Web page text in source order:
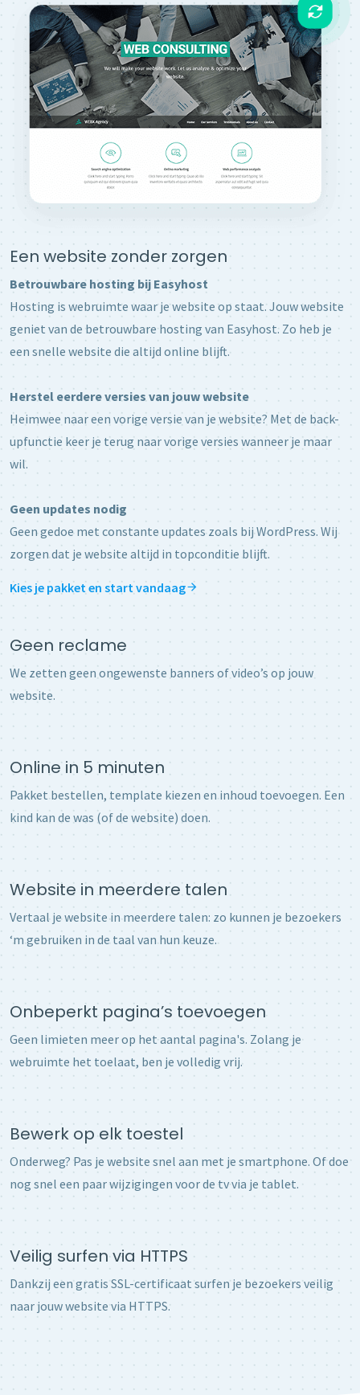
Een website zonder zorgen
Betrouwbare hosting bij Easyhost
Hosting is webruimte waar je website op staat. Jouw website
geniet van de betrouwbare hosting van Easyhost. Zo heb je
een snelle website die altijd online blijft.
Herstel eerdere versies van jouw website
Heimwee naar een vorige versie van je website? Met de back-
upfunctie keer je terug naar vorige versies wanneer je maar
wil.
Geen updates nodig
Geen gedoe met constante updates zoals bij WordPress. Wij
zorgen dat je website altijd in topconditie blijft.
Kies je pakket en start vandaag
Geen reclame
We zetten geen ongewenste banners of video’s op jouw
website.
Online in 5 minuten
Pakket bestellen, template kiezen en inhoud toevoegen. Een
kind kan de was (of de website) doen.
Website in meerdere talen
Vertaal je website in meerdere talen: zo kunnen je bezoekers
‘m gebruiken in de taal van hun keuze.
Onbeperkt pagina’s toevoegen
Geen limieten meer op het aantal pagina's. Zolang je
webruimte het toelaat, ben je volledig vrij.
Bewerk op elk toestel
Onderweg? Pas je website snel aan met je smartphone. Of doe
nog snel een paar wijzigingen voor de tv via je tablet.
Veilig surfen via HTTPS
Dankzij een gratis SSL-certificaat surfen je bezoekers veilig
naar jouw website via HTTPS.